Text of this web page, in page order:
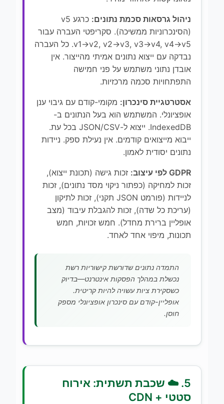
ניהול גרסאות סכמת נתונים:
כרגע v5
(הסינכרוניות ממשיכה). סקריפטי העברה עבור
v1→v2, v2→v3, v3→v4, v4→v5. כל העברה
נבדקה עם ייצוא נתונים אמיתי מהייצור. אין
אובדן נתוני משתמש על פני חמישה
התפתחויות סכמה מרכזיות.
אסטרטגיית סינכרון: מקומי-קודם עם גיבוי ענן
אופציונלי. המשתמש הוא בעל הנתונים ב-
IndexedDB. ייצוא ל-JSON/CSV בכל עת.
ייבוא מייצואים קודמים. אין נעילת ספק. ניידות
נתונים יסודית לאמון.
GDPR לפי עיצוב:
זכות גישה (תכונת ייצוא),
זכות למחיקה (כפתור ניקוי מסד נתונים), זכות
לניידות (פורמט JSON תקני), זכות לתיקון
(עריכת כל שדה), זכות להגבלת עיבוד (מצב
אופליין ברירת מחדל). חמש זכויות, חמש
תכונות, מיפוי אחד לאחד.
התמדה נתונים שדורשת קישוריות רשת
נכשלת במהלך הפסקות אינטרנט—בדיוק
כשסקירת ציות עשויה להיות קריטית.
אופליין-קודם עם סינכרון אופציונלי מספק
חוסן.
5. ☁️ שכבת תשתית: אירוח
סטטי + CDN